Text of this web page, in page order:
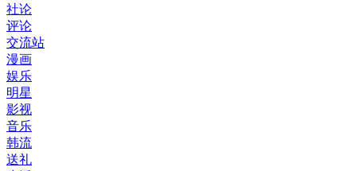
社论
评论
交流站
漫画
娱乐
明星
影视
音乐
韩流
送礼